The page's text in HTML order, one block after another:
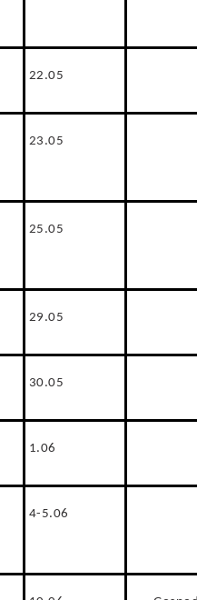
22.05
23.05
25.05
29.05
30.05
1.06
4-5.06